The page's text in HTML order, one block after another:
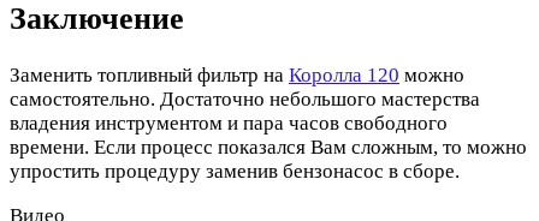
Заключение
Заменить топливный фильтр на Королла 120 можно
самостоятельно. Достаточно небольшого мастерства
владения инструментом и пара часов свободного
времени. Если процесс показался Вам сложным, то можно
упростить процедуру заменив бензонасос в сборе.
Видео